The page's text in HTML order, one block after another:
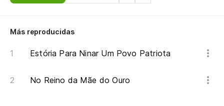
Más reproducidas
Estória Para Ninar Um Povo Patriota
No Reino da Mãe do Ouro